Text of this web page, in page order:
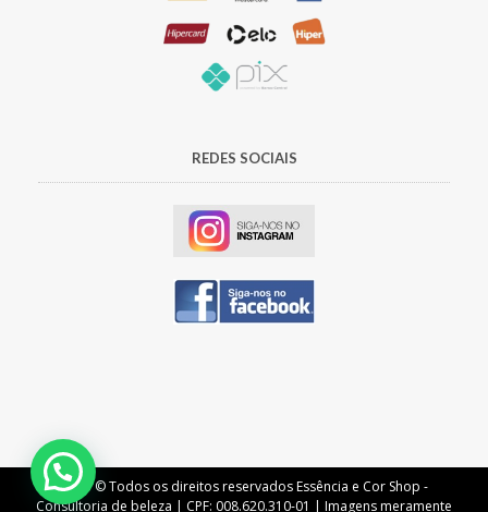
REDES SOCIAIS
2023 © Todos os direitos reservados Essência e Cor Shop -
Consultoria de beleza | CPF: 008.620.310-01 | Imagens meramente